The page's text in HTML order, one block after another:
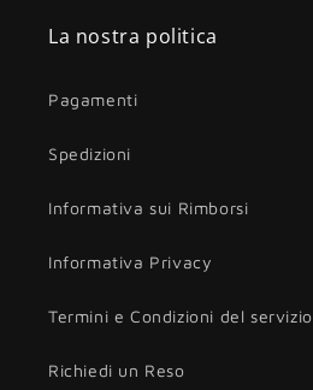
La nostra politica
Pagamenti
Spedizioni
Informativa sui Rimborsi
Informativa Privacy
Termini e Condizioni del servizio
Richiedi un Reso